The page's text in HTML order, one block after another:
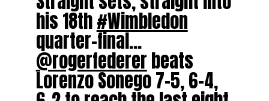
his 18th#Wimbledon
quarter-final…
@rogerfedererbeats
Lorenzo Sonego 7-5, 6-4,